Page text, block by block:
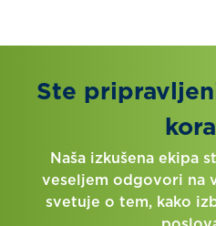
Ste
Naša izkušena ekipa
veseljem odgovori na
svetuje o tem, kako